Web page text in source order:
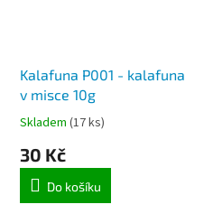
Kalafuna P001 - kalafuna
v misce 10g
Skladem (17 ks)
30 Kč
Do košíku